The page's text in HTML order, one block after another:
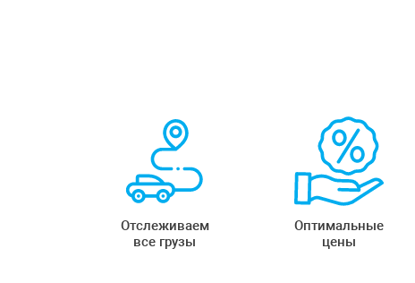
Отслеживаем
все грузы
Оптимальные
цены